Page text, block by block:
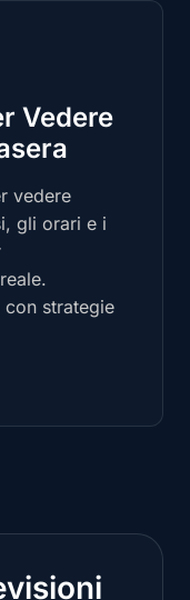
Vedere
vedere
gli orari e i
strategie